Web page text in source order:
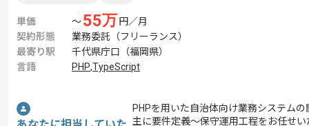
単価 〜55万 円／月
契約形態
業務委託（フリーランス）
最寄り駅
千代県庁口（福岡県）
言語
PHP,TypeScript
PHPを用いた自治体向け業務システム
主に要件定義～保守運用工程をお任せい